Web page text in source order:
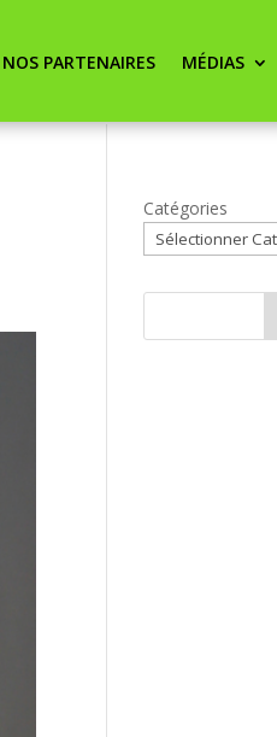
NOS PARTENAIRES MÉDIAS
Catégories